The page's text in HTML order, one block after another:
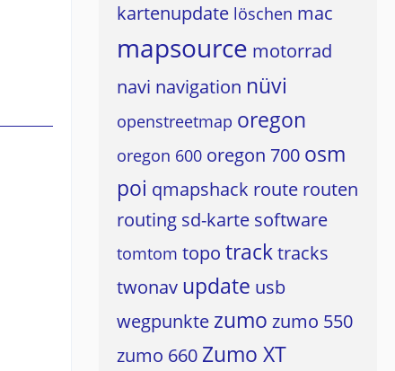
kartenupdate löschen mac
mapsource motorrad
navi navigation nüvi
openstreetmap oregon
oregon 600 oregon 700 osm
poi qmapshack route routen
routing sd-karte software
tomtom topo tracktracks
twonav update usb
wegpunkte zumo zumo 550
zumo 660 Zumo XT